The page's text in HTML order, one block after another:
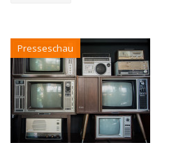
Presseschau